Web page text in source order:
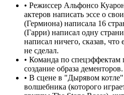
• Режиссер Альфонсо
актеров написать эссе о
(Гермиона) написала 16
(Гарри) написал одну
написал ничего, сказав,
не сделал.
• Команда по спецэффектам
создание образа дементоров.
• В сцене в "Дырявом
волшебника (которого